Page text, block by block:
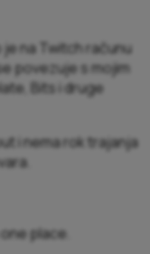
je na Twitch računu
povezuje s mojim
Bits i druge
i nema rok trajanja
place.